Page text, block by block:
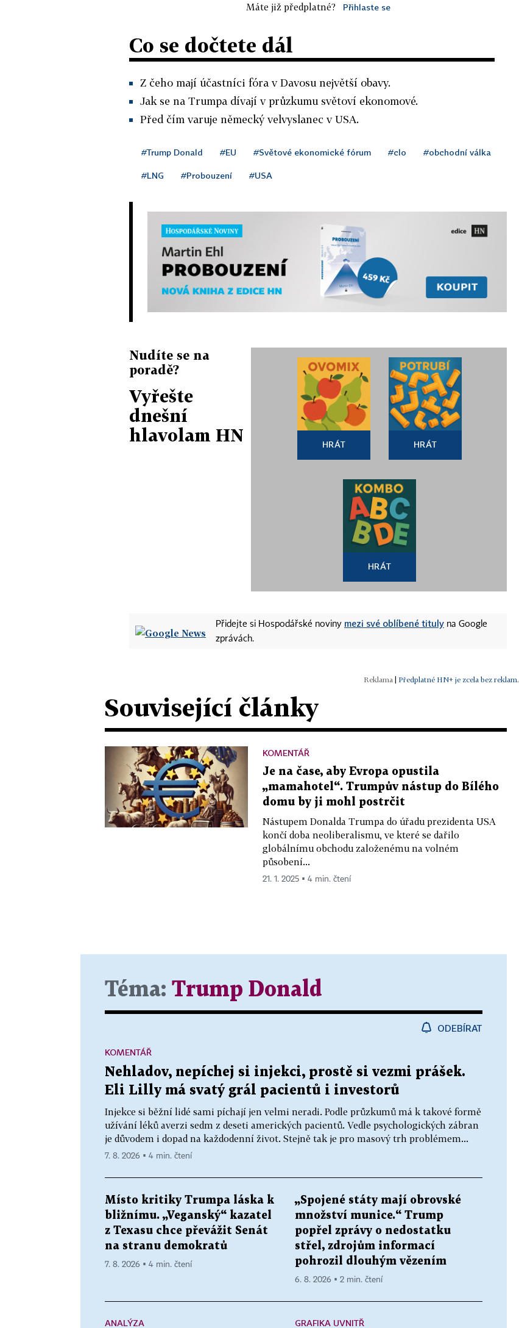
Máte již předplatné? Přihlaste se
Co se dočtete dál
Z čeho mají účastníci fóra v Davosu největší obavy.
Jak se na Trumpa dívají v průzkumu světoví ekonomové.
Před čím varuje německý velvyslanec v USA.
#Trump Donald #EU #Světové ekonomické fórum #clo #obchodní válka
#LNG #Probouzení #USA
Nudíte se na
poradě?
Vyřešte
dnešní
hlavolam HN
HRÁT HRÁT
HRÁT
Přidejte si Hospodářské noviny mezi své oblíbené tituly na Google
zprávách.
Předplatné HN+ je zcela bez reklam.
Související články
KOMENTÁŘ
Je na čase, aby Evropa opustila
„mamahotel“. Trumpův nástup do Bílého
domu by ji mohl postrčit
Nástupem Donalda Trumpa do úřadu prezidenta USA
končí doba neoliberalismu, ve které se dařilo
globálnímu obchodu založenému na volném
působení...
21. 1. 2025 ▪ 4 min. čtení
Téma: Trump Donald
ODEBÍRAT
Nehladov, nepíchej si injekci, prostě si vezmi prášek.
Eli Lilly má svatý grál pacientů i investorů
Injekce si běžní lidé sami píchají jen velmi neradi. Podle průzkumů má k takové formě
užívání léků averzi sedm z deseti amerických pacientů. Vedle psychologických zábran
je důvodem i dopad na každodenní život. Stejně tak je pro masový trh problémem...
KOMENTÁŘ
7. 8. 2026 ▪ 4 min. čtení
Místo kritiky Trumpa láska k
bližnímu. „Veganský“ kazatel
z Texasu chce převážit Senát
na stranu demokratů
7. 8. 2026 ▪ 4 min. čtení
„Spojené státy mají obrovské
množství munice.“ Trump
popřel zprávy o nedostatku
střel, zdrojům informací
pohrozil dlouhým vězením
6. 8. 2026 ▪ 2 min. čtení
ANALÝZA GRAFIKA UVNITŘ